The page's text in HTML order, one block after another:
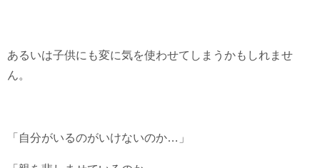
あるいは子供にも変に気を使わせてしまうかもしれませ
ん。
「自分がいるのがいけないのか…」